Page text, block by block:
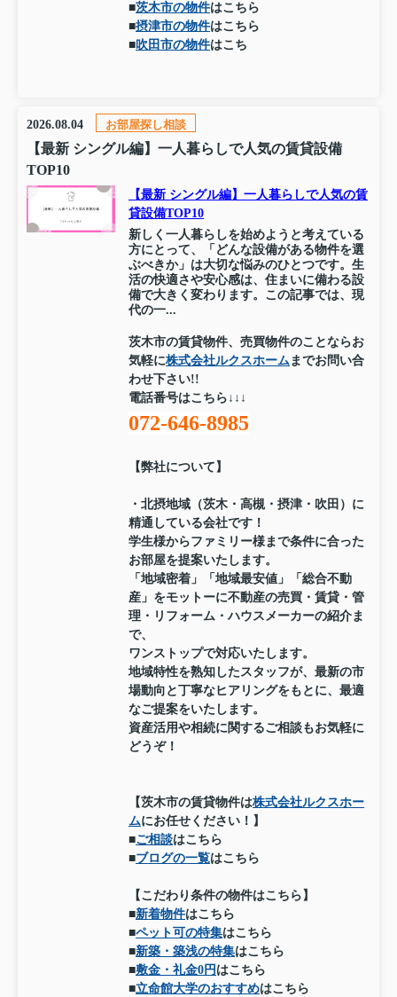
■茨木市の物件はこちら
■摂津市の物件はこちら
■吹田市の物件はこち
2026.08.04 お部屋探し相談
【最新 シングル編】一人暮らしで人気の賃貸設備
TOP10
【最新 シングル編】一人暮らしで人気の賃
貸設備TOP10
新しく一人暮らしを始めようと考えている
方にとって、「どんな設備がある物件を選
ぶべきか」は大切な悩みのひとつです。生
活の快適さや安心感は、住まいに備わる設
備で大きく変わります。この記事では、現
代の一...
茨木市の賃貸物件、売買物件のことならお
気軽に株式会社ルクスホームまでお問い合
わせ下さい!!
電話番号はこちら↓↓↓
072-646-8985
【弊社について】
・北摂地域（茨木・高槻・摂津・吹田）に
精通している会社です！
学生様からファミリー様まで条件に合った
お部屋を提案いたします。
「地域密着」「地域最安値」「総合不動
産」をモットーに不動産の売買・賃貸・管
理・リフォーム・ハウスメーカーの紹介ま
で、
ワンストップで対応いたします。
地域特性を熟知したスタッフが、最新の市
場動向と丁寧なヒアリングをもとに、最適
なご提案をいたします。
資産活用や相続に関するご相談もお気軽に
どうぞ！
【茨木市の賃貸物件は株式会社ルクスホー
ムにお任せください！】
■ご相談はこちら
■ブログの一覧はこちら
【こだわり条件の物件はこちら】
■新着物件はこちら
■ペット可の特集はこちら
■新築・築浅の特集はこちら
■敷金・礼金0円 はこちら
■立命館大学のおすすめはこちら